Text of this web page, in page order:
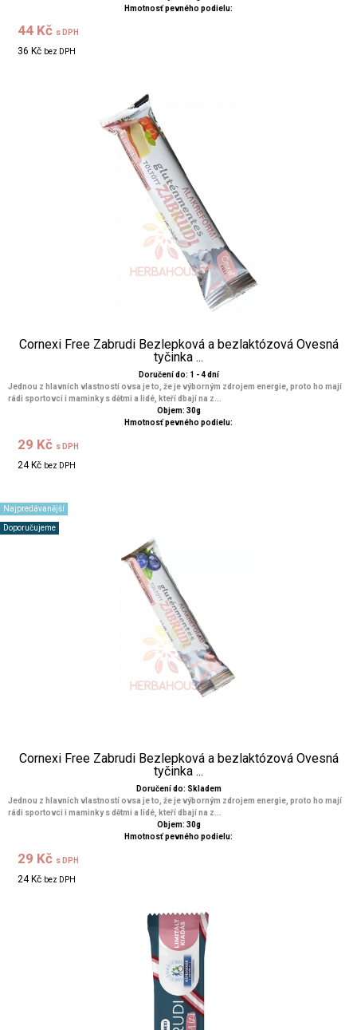
Hmotnosť pevného podielu:
44 Kč s DPH
36 Kč bez DPH
Cornexi Free Zabrudi Bezlepková a bezlaktózová Ovesná
tyčinka ...
Doručení do: 1 - 4 dní
Jednou z hlavních vlastností ovsa je to, že je výborným zdrojem energie, proto ho mají
rádi sportovci i maminky s dětmi a lidé, kteří dbají na z...
Objem: 30g
Hmotnosť pevného podielu:
29 Kč s DPH
24 Kč bez DPH
Najpredávanější
Doporučujeme
Cornexi Free Zabrudi Bezlepková a bezlaktózová Ovesná
tyčinka ...
Doručení do: Skladem
Jednou z hlavních vlastností ovsa je to, že je výborným zdrojem energie, proto ho mají
rádi sportovci i maminky s dětmi a lidé, kteří dbají na z...
Objem: 30g
Hmotnosť pevného podielu:
29 Kč s DPH
24 Kč bez DPH